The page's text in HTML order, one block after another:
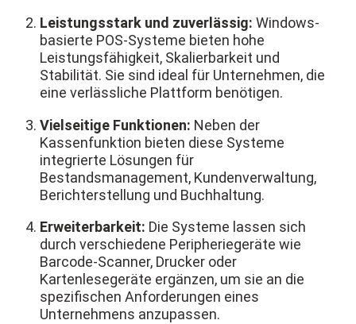
Leistungsstark und zuverlässig: Windows-
basierte POS-Systeme bieten hohe
Leistungsfähigkeit, Skalierbarkeit und
Stabilität. Sie sind ideal für Unternehmen, die
eine verlässliche Plattform benötigen.
Vielseitige Funktionen: Neben der
Kassenfunktion bieten diese Systeme
integrierte Lösungen für
Bestandsmanagement, Kundenverwaltung,
Berichterstellung und Buchhaltung.
Erweiterbarkeit: Die Systeme lassen sich
durch verschiedene Peripheriegeräte wie
Barcode-Scanner, Drucker oder
Kartenlesegeräte ergänzen, um sie an die
spezifischen Anforderungen eines
Unternehmens anzupassen.